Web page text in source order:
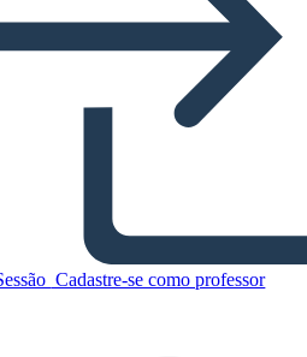
Cadastre-se como professor
Create a comic
key concept